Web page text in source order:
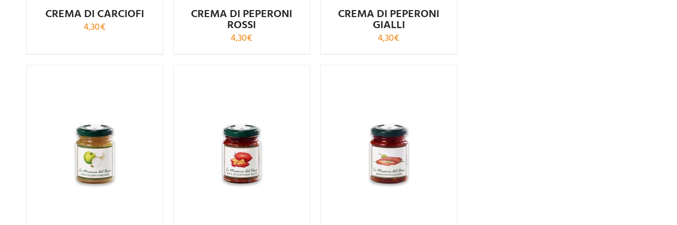
CREMA DI CARCIOFI
4,30€
CREMA DI PEPERONI
ROSSI
4,30€
CREMA DI PEPERONI
GIALLI
4,30€
Valutato
4.00su 5
Valutato
5.00su 5